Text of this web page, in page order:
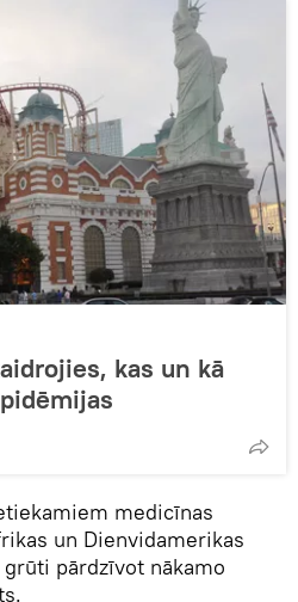
kas un kā
medicīnas
un Dienvidamerikas
pārdzīvot nākamo